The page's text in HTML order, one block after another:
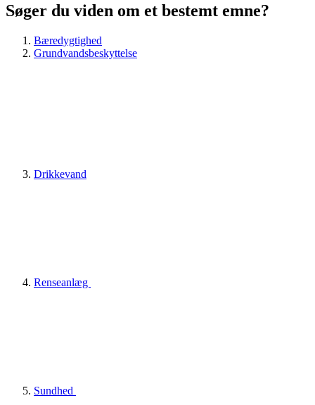
Søger du viden om et bestemt emne?
Bæredygtighed
Grundvandsbeskyttelse
Drikkevand
Renseanlæg
Sundhed